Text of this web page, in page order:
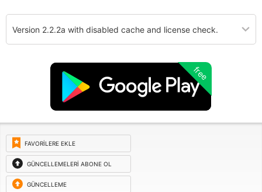
Version 2.2.2a with disabled cache and license check.
free
FAVORILERE EKLE
GÜNCELLEMELERI ABONE OL
GÜNCELLEME